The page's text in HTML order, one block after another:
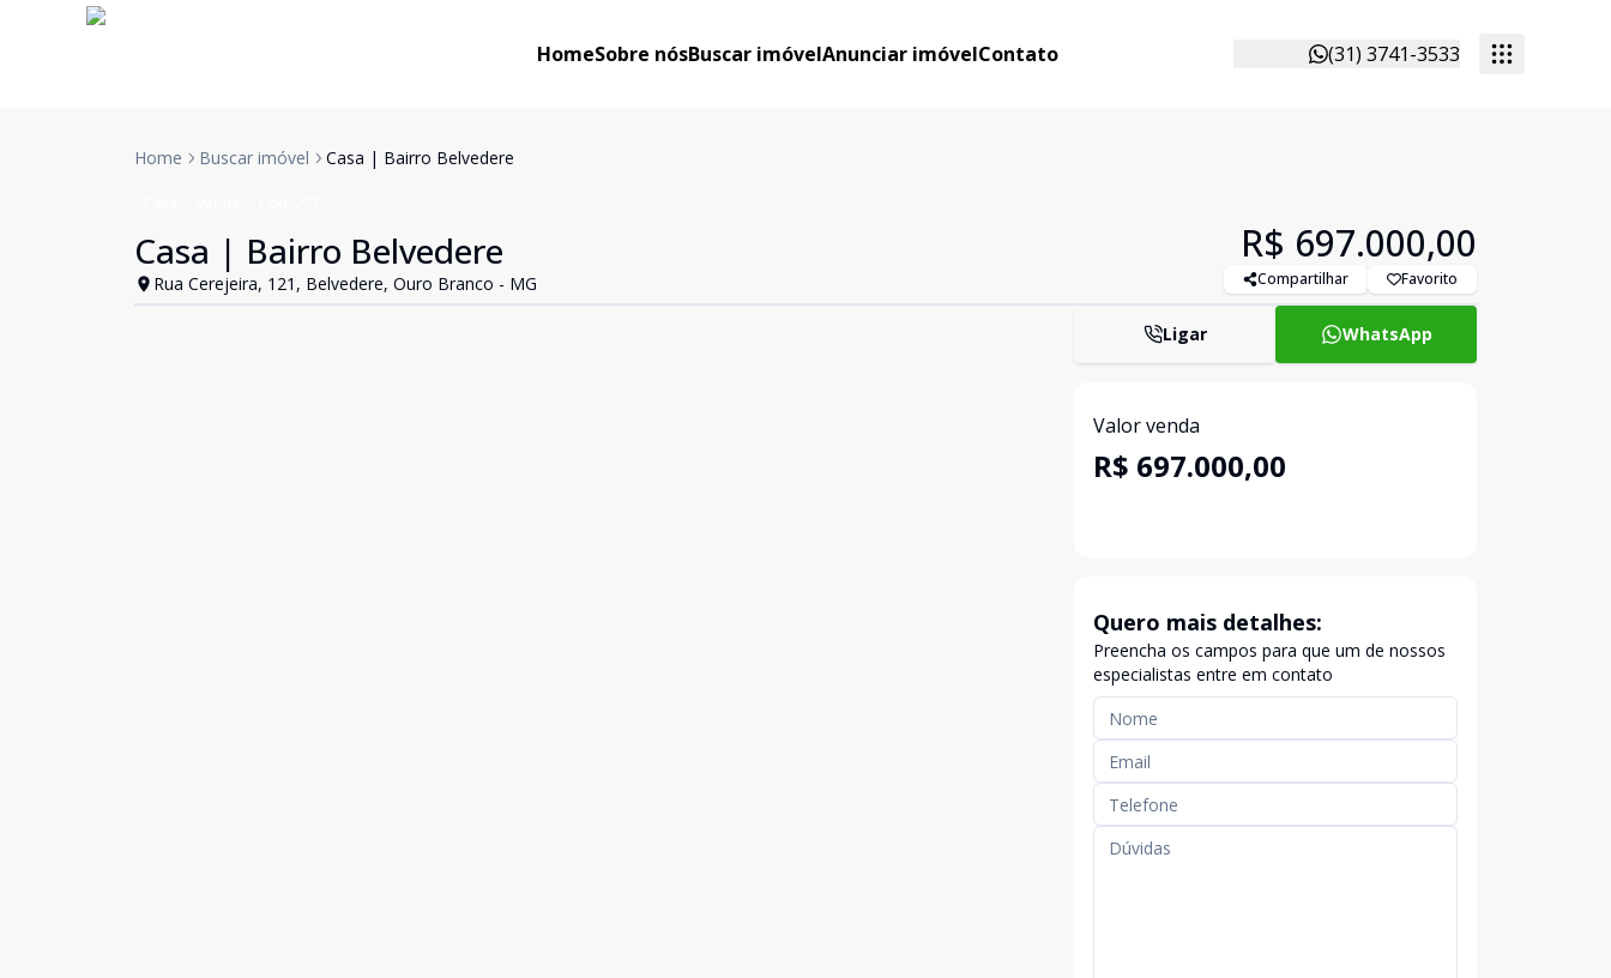
HomeSobre nósBuscar imóvelAnunciar imóvelContato (31) 3741-3533
Home Buscar imóvel Casa | Bairro Belvedere
Casa | Bairro Belvedere
Rua Cerejeira, 121, Belvedere, Ouro Branco - MG
R$ 697.000,00
Compartilhar Favorito
Ligar WhatsApp
Valor venda
R$ 697.000,00
Quero mais detalhes:
Preencha os campos para que um de nossos
especialistas entre em contato